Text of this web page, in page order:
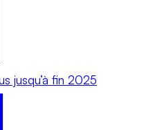
jusqu’à fin 2025